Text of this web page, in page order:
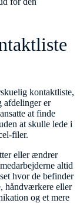
kontaktliste,
afdelinger er
at finde
at skulle lede i
filer.
eller ændrer
altid
hvor de befinder
håndværkere eller
og et mere